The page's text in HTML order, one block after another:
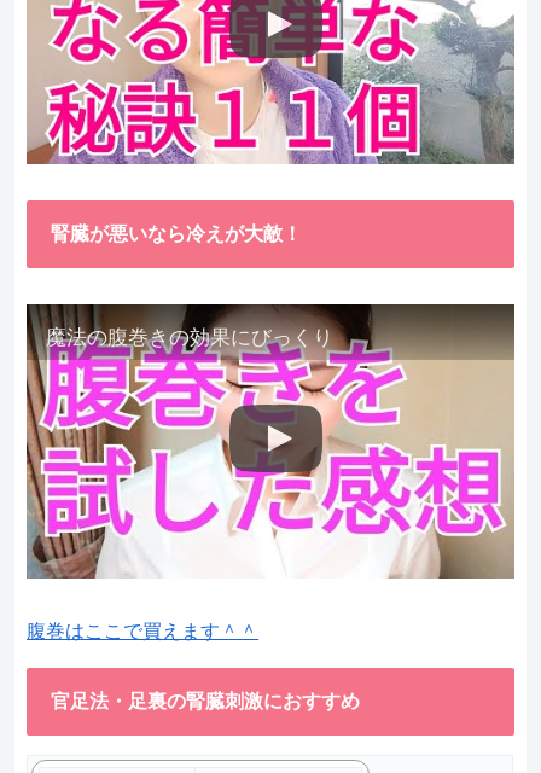
腎臓が悪いなら冷えが大敵！
魔法の腹巻きの効果にびっくり
腹巻はここで買えます＾＾
官足法・足裏の腎臓刺激におすすめ